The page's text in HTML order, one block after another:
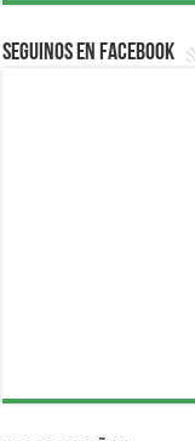
Seguinos en Facebook